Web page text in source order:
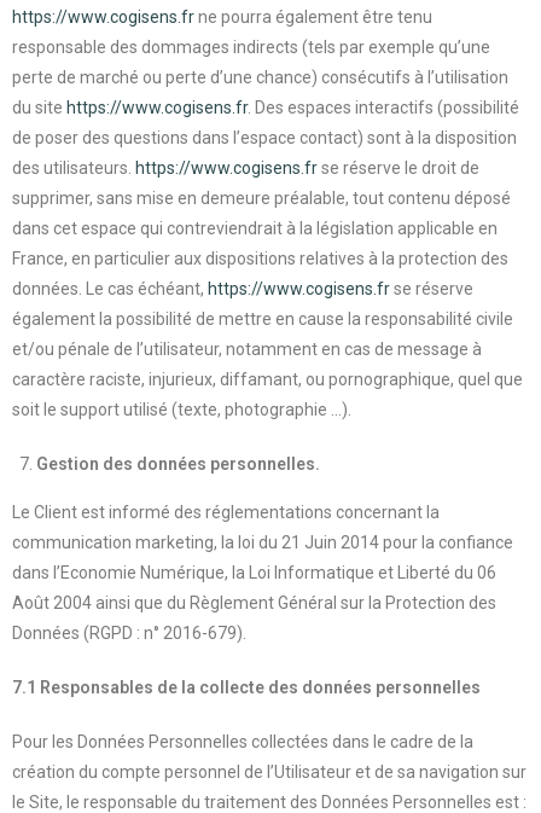
https://www.cogisens.frne pourra également être tenu
responsable des dommages indirects (tels par exemple qu’une
perte de marché ou perte d’une chance) consécutifs à l’utilisation
du site https://www.cogisens.fr. Des espaces interactifs (possibilité
de poser des questions dans l’espace contact) sont à la disposition
des utilisateurs. https://www.cogisens.frse réserve le droit de
supprimer, sans mise en demeure préalable, tout contenu déposé
dans cet espace qui contreviendrait à la législation applicable en
France, en particulier aux dispositions relatives à la protection des
données. Le cas échéant, https://www.cogisens.frse réserve
également la possibilité de mettre en cause la responsabilité civile
et/ou pénale de l’utilisateur, notamment en cas de message à
caractère raciste, injurieux, diffamant, ou pornographique, quel que
soit le support utilisé (texte, photographie …).
Gestion des données personnelles.
Le Client est informé des réglementations concernant la
communication marketing, la loi du 21 Juin 2014 pour la confiance
dans l’Economie Numérique, la Loi Informatique et Liberté du 06
Août 2004 ainsi que du Règlement Général sur la Protection des
Données (RGPD : n° 2016-679).
7.1 Responsables de la collecte des données personnelles
Pour les Données Personnelles collectées dans le cadre de la
création du compte personnel de l’Utilisateur et de sa navigation sur
le Site, le responsable du traitement des Données Personnelles est :